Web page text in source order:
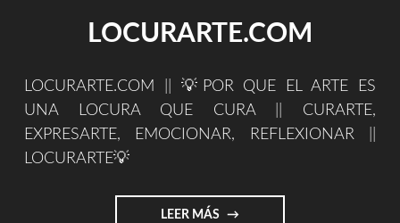
LOCURARTE.COM
LOCURARTE.COM || 💡POR QUE EL ARTE ES
UNA LOCURA QUE CURA || CURARTE,
EXPRESARTE, EMOCIONAR, REFLEXIONAR ||
LOCURARTE💡
LEER MÁS "LOCURARTE.COM"